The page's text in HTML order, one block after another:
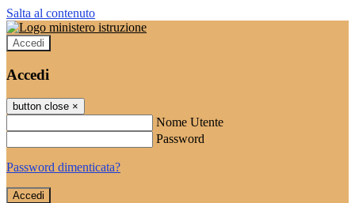
Salta al contenuto
Accedi
Accedi
button close ×
Nome Utente
Password
Password dimenticata?